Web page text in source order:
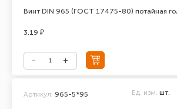
Винт DIN 965 (ГОСТ 17475-80) потайная
3.19 ₽
Артикул: 965-5*95 Ед. изм. шт.